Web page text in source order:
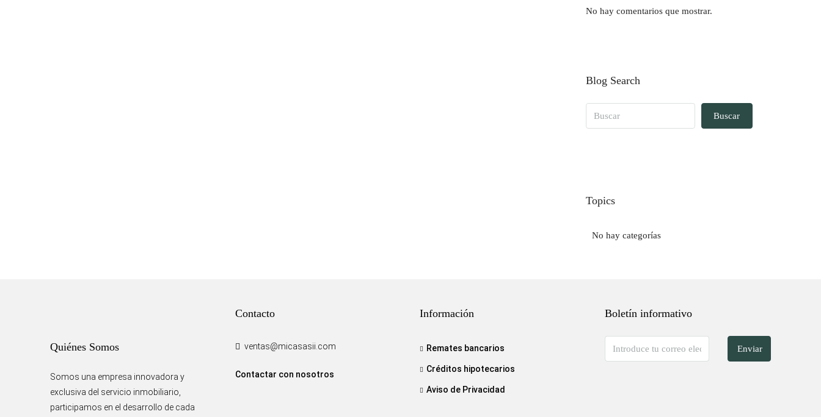
No hay comentarios que mostrar.
Blog Search
Buscar
Topics
No hay categorías
Quiénes Somos
Somos una empresa innovadora y
exclusiva del servicio inmobiliario,
participamos en el desarrollo de cada
Contacto
ventas@micasasii.com
Contactar con nosotros
Información
Remates bancarios
Créditos hipotecarios
Aviso de Privacidad
Boletín informativo
Enviar